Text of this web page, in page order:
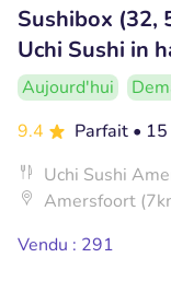
Sushibox (32,
Uchi Sushi in
Aujourd'hui
9.4
Parfait •
Uchi Sushi
Amersfoort
Vendu : 291